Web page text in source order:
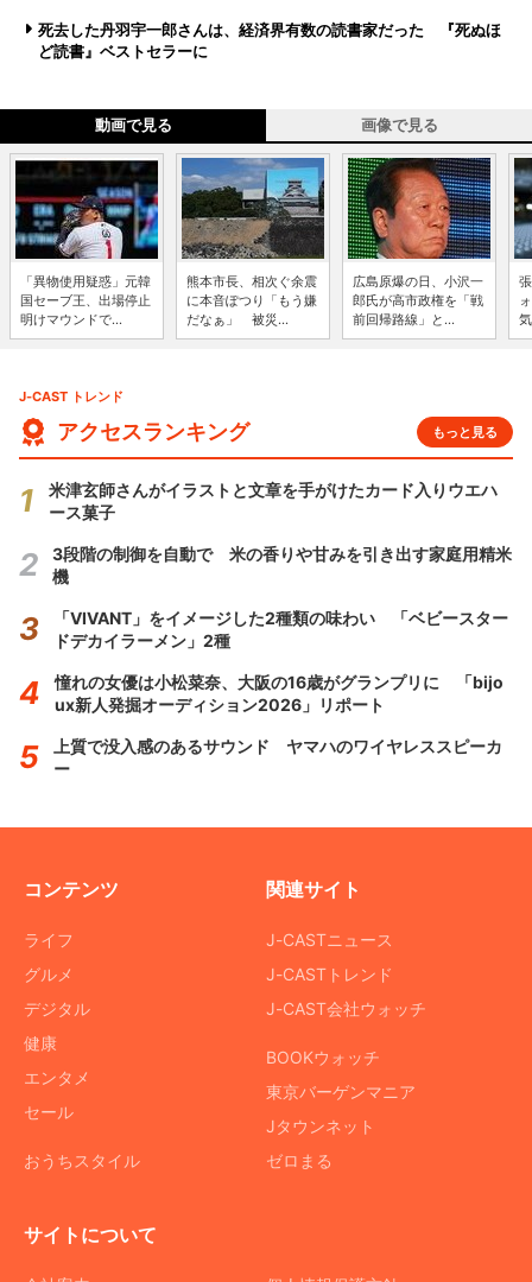
死去した丹羽宇一郎さんは、経済界有数の読書家だった 『死ぬほ
ど読書』ベストセラーに
動画で見る 画像で見る
「異物使用疑惑」元韓
国セーブ王、出場停止
明けマウンドで...
熊本市長、相次ぐ余震
に本音ぽつり「もう嫌
だなぁ」 被災...
広島原爆の日、小沢一
郎氏が高市政権を「戦
前回帰路線」と...
J-CAST トレンド
アクセスランキング もっと見る
米津玄師さんがイラストと文章を手がけたカード入りウエハ
ース菓子
3段階の制御を自動で 米の香りや甘みを引き出す家庭用精米
機
「VIVANT」をイメージした2種類の味わい 「ベビースター
ドデカイラーメン」2種
憧れの女優は小松菜奈、大阪の16歳がグランプリに 「bijo
ux新人発掘オーディション2026」リポート
上質で没入感のあるサウンド ヤマハのワイヤレススピーカ
ー
コンテンツ
ライフ
グルメ
デジタル
健康
エンタメ
セール
おうちスタイル
関連サイト
J-CASTニュース
J-CASTトレンド
J-CAST会社ウォッチ
BOOKウォッチ
東京バーゲンマニア
Jタウンネット
ゼロまる
サイトについて